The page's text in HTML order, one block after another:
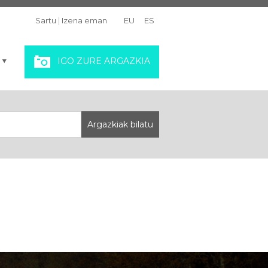
Sartu | Izena eman EU ES
IGO ZURE ARGAZKIA